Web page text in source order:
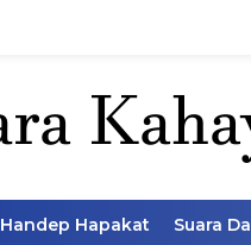
Handep Hapakat Suara